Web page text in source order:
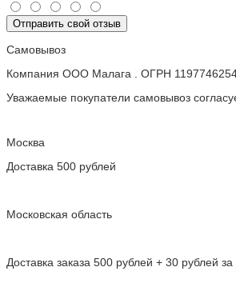
Отправить свой отзыв
Самовывоз
Компания ООО Малага . ОГРН
Уважаемые покупатели самовывоз
Москва
Доставка 500 рублей
Московская область
Доставка заказа 500 рублей + 30 рублей за